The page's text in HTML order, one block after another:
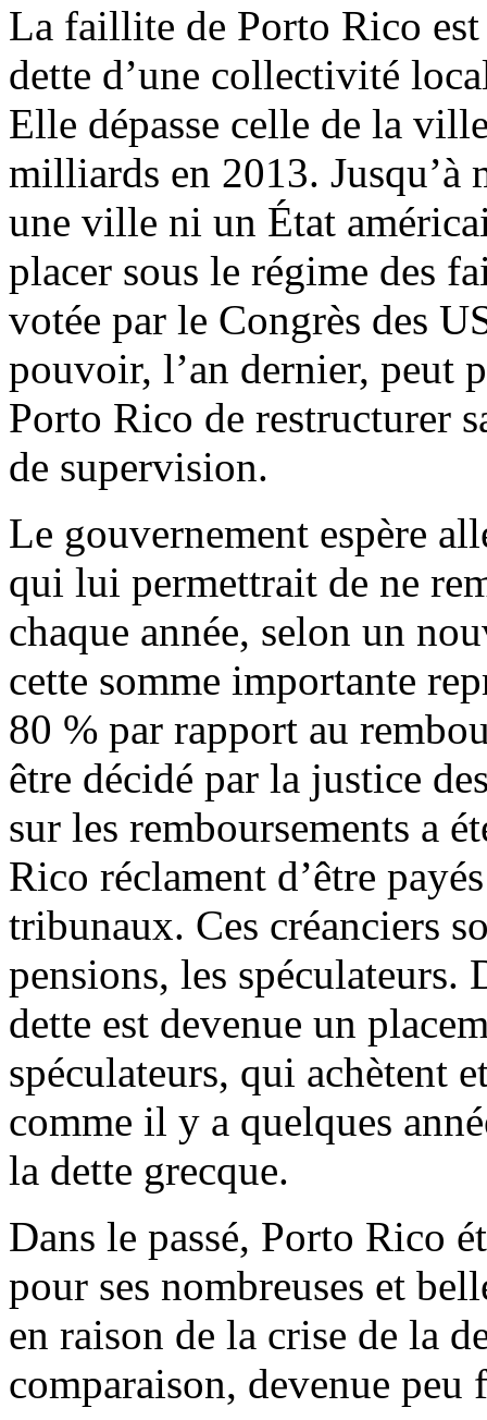
La faillite de Porto Rico
dette d’une collectivité
Elle dépasse celle de la
milliards en 2013. Jusqu’à
une ville ni un État
placer sous le régime des
votée par le Congrès des
pouvoir, l’an dernier, peut
Porto Rico de restructurer
de supervision.
Le gouvernement espère
qui lui permettrait de ne
chaque année, selon un
cette somme importante
80 % par rapport au
être décidé par la justice
sur les remboursements a
Rico réclament d’être
tribunaux. Ces créanciers
pensions, les spéculateurs.
dette est devenue un
spéculateurs, qui achètent
comme il y a quelques
la dette grecque.
Dans le passé, Porto Rico
pour ses nombreuses et
en raison de la crise de la
comparaison, devenue peu